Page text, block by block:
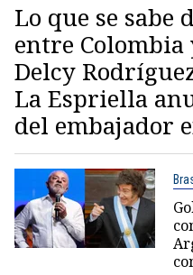
Lo que se sabe
entre
Delcy
La Espriella
del embajador